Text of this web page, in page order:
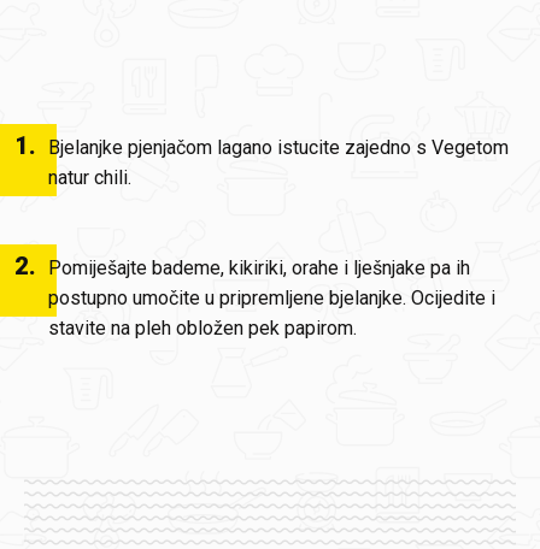
1.
Bjelanjke pjenjačom lagano istucite zajedno s Vegetom
natur chili.
2.
Pomiješajte bademe, kikiriki, orahe i lješnjake pa ih
postupno umočite u pripremljene bjelanjke. Ocijedite i
stavite na pleh obložen pek papirom.